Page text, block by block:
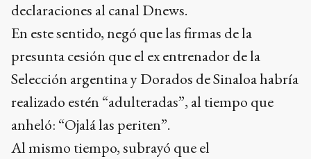
declaraciones al canal Dnews.
En este sentido, negó que las firmas de la
presunta cesión que el ex entrenador de la
Selección argentina y Dorados de Sinaloa habría
realizado estén “adulteradas”, al tiempo que
anheló: “Ojalá las periten”.
Al mismo tiempo, subrayó que el